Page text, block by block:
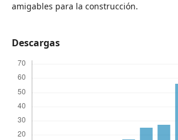
amigables para la construcción.
Descargas